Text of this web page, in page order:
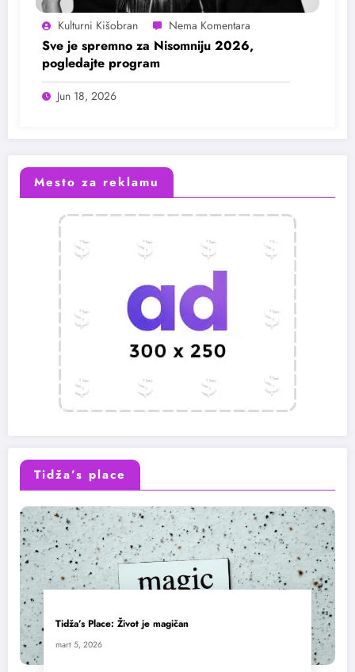
Kulturni Kišobran
Sve je spremno za Nisomniju 2026,
pogledajte program
Jun 18, 2026
Mesto za reklamu
Tidža’s place
Tidža’s Place: Život je magičan
mart 5, 2026